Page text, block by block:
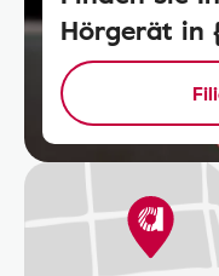
Hörgerät in